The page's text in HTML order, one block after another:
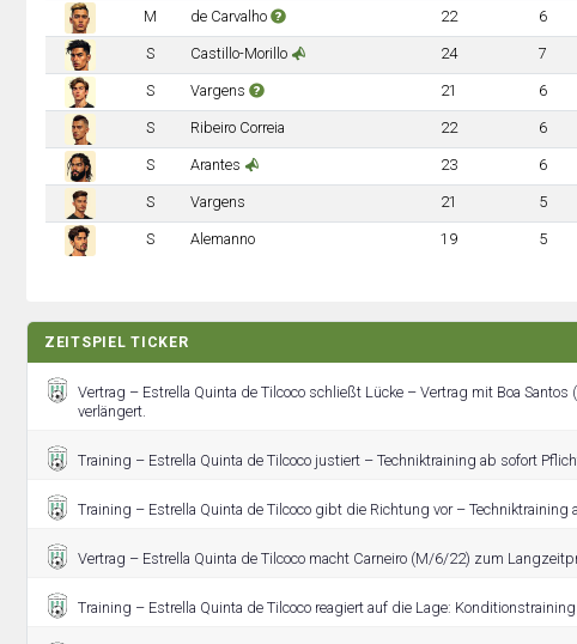
M de Carvalho 22 6
S Castillo-Morillo 24 7
S Vargens 21 6
S Ribeiro Correia 22 6
S Arantes 23 6
S Vargens 21 5
S Alemanno 19 5
ZEITSPIEL TICKER
Vertrag – Estrella Quinta de Tilcoco schließt Lücke – Vertrag mit Boa Santos
verlängert.
Training – Estrella Quinta de Tilcoco justiert – Techniktraining ab sofort
Training – Estrella Quinta de Tilcoco gibt die Richtung vor – Techniktraining
Vertrag – Estrella Quinta de Tilcoco macht Carneiro (M/6/22) zum
Training – Estrella Quinta de Tilcoco reagiert auf die Lage: Konditionstraining